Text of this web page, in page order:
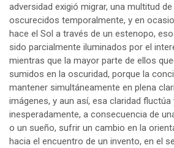
adversidad exigió migrar, una multitud
oscurecidos temporalmente, y en
hace el Sol a través de un estenopo,
sido parcialmente iluminados por el
mientras que la mayor parte de ellos
sumidos en la oscuridad, porque la
mantener simultáneamente en plena
imágenes, y aun así, esa claridad fluctúa
inesperadamente, a consecuencia de
o un sueño, sufrir un cambio en la
hacia el encuentro de un invento, en el